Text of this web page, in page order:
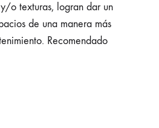
o texturas, logran dar un
de una manera más
Recomendado